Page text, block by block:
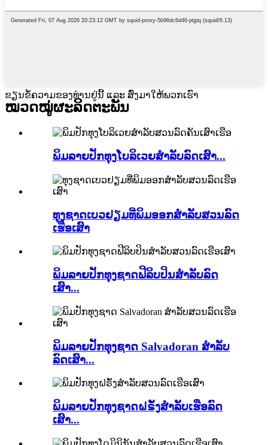
ຂຽນຂໍ້ຄວາມຂອງທ່ານຢູ່ນີ້ ແລະ ສົ່ງມາໃຫ້ພວກເຮົາ
ໝວດໝູ່ຜະລິດຕະພັນ
ພິມລາຍປັກທຸງໂບລິເວຍສຳລັບລົດເສົາ...
ທຸງຊາດເບວຢຽມທີ່ພິມອອກສຳລັບສວນລົດ
ເຮືອເສົາ
ພິມລາຍປັກທຸງຊາດຟີລິບປິນສຳລັບລົດ
ເສົາ...
ພິມລາຍປັກທຸງຊາດ Salvadoran ສຳລັບ
ລົດເສົາ...
ພິມລາຍປັກທຸງຊາດຝຣັ່ງສຳລັບເຮືອລົດ
ເສົາ...